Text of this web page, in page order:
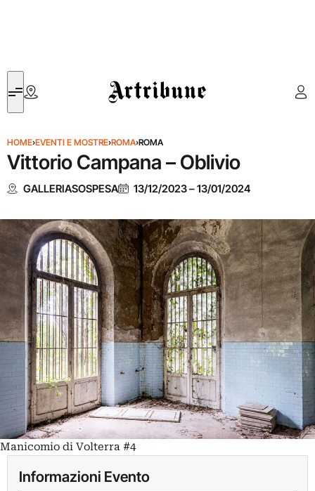
Artribune
HOME›EVENTI E MOSTRE›ROMA›ROMA
Vittorio Campana – Oblivio
GALLERIASOSPESA 13/12/2023–13/01/2024
Manicomio di Volterra #4
Informazioni Evento